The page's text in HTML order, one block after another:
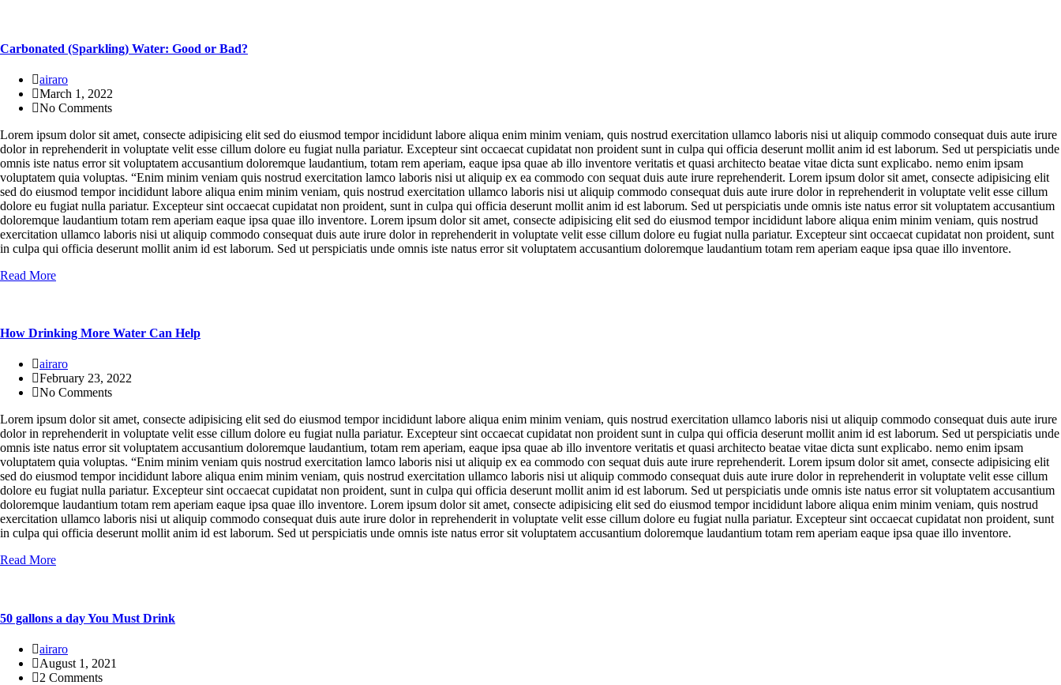
Carbonated (Sparkling) Water: Good or Bad?
airaro
March 1, 2022
No Comments
Lorem ipsum dolor sit amet, consecte adipisicing elit sed do eiusmod tempor incididunt labore aliqua enim minim veniam, quis nostrud exercitation ullamco laboris nisi ut aliquip commodo consequat duis aute irure
dolor in reprehenderit in voluptate velit esse cillum dolore eu fugiat nulla pariatur. Excepteur sint occaecat cupidatat non proident sunt in culpa qui officia deserunt mollit anim id est laborum. Sed ut perspiciatis unde
omnis iste natus error sit voluptatem accusantium doloremque laudantium, totam rem aperiam, eaque ipsa quae ab illo inventore veritatis et quasi architecto beatae vitae dicta sunt explicabo. nemo enim ipsam
voluptatem quia voluptas. “Enim minim veniam quis nostrud exercitation lamco laboris nisi ut aliquip ex ea commodo con sequat duis aute irure reprehenderit. Lorem ipsum dolor sit amet, consecte adipisicing elit
sed do eiusmod tempor incididunt labore aliqua enim minim veniam, quis nostrud exercitation ullamco laboris nisi ut aliquip commodo consequat duis aute irure dolor in reprehenderit in voluptate velit esse cillum
dolore eu fugiat nulla pariatur. Excepteur sint occaecat cupidatat non proident, sunt in culpa qui officia deserunt mollit anim id est laborum. Sed ut perspiciatis unde omnis iste natus error sit voluptatem accusantium
doloremque laudantium totam rem aperiam eaque ipsa quae illo inventore. Lorem ipsum dolor sit amet, consecte adipisicing elit sed do eiusmod tempor incididunt labore aliqua enim minim veniam, quis nostrud
exercitation ullamco laboris nisi ut aliquip commodo consequat duis aute irure dolor in reprehenderit in voluptate velit esse cillum dolore eu fugiat nulla pariatur. Excepteur sint occaecat cupidatat non proident, sunt
in culpa qui officia deserunt mollit anim id est laborum. Sed ut perspiciatis unde omnis iste natus error sit voluptatem accusantium doloremque laudantium totam rem aperiam eaque ipsa quae illo inventore.
Read More
How Drinking More Water Can Help
airaro
February 23, 2022
No Comments
Lorem ipsum dolor sit amet, consecte adipisicing elit sed do eiusmod tempor incididunt labore aliqua enim minim veniam, quis nostrud exercitation ullamco laboris nisi ut aliquip commodo consequat duis aute irure
dolor in reprehenderit in voluptate velit esse cillum dolore eu fugiat nulla pariatur. Excepteur sint occaecat cupidatat non proident sunt in culpa qui officia deserunt mollit anim id est laborum. Sed ut perspiciatis unde
omnis iste natus error sit voluptatem accusantium doloremque laudantium, totam rem aperiam, eaque ipsa quae ab illo inventore veritatis et quasi architecto beatae vitae dicta sunt explicabo. nemo enim ipsam
voluptatem quia voluptas. “Enim minim veniam quis nostrud exercitation lamco laboris nisi ut aliquip ex ea commodo con sequat duis aute irure reprehenderit. Lorem ipsum dolor sit amet, consecte adipisicing elit
sed do eiusmod tempor incididunt labore aliqua enim minim veniam, quis nostrud exercitation ullamco laboris nisi ut aliquip commodo consequat duis aute irure dolor in reprehenderit in voluptate velit esse cillum
dolore eu fugiat nulla pariatur. Excepteur sint occaecat cupidatat non proident, sunt in culpa qui officia deserunt mollit anim id est laborum. Sed ut perspiciatis unde omnis iste natus error sit voluptatem accusantium
doloremque laudantium totam rem aperiam eaque ipsa quae illo inventore. Lorem ipsum dolor sit amet, consecte adipisicing elit sed do eiusmod tempor incididunt labore aliqua enim minim veniam, quis nostrud
exercitation ullamco laboris nisi ut aliquip commodo consequat duis aute irure dolor in reprehenderit in voluptate velit esse cillum dolore eu fugiat nulla pariatur. Excepteur sint occaecat cupidatat non proident, sunt
in culpa qui officia deserunt mollit anim id est laborum. Sed ut perspiciatis unde omnis iste natus error sit voluptatem accusantium doloremque laudantium totam rem aperiam eaque ipsa quae illo inventore.
Read More
50 gallons a day You Must Drink
airaro
August 1, 2021
2 Comments